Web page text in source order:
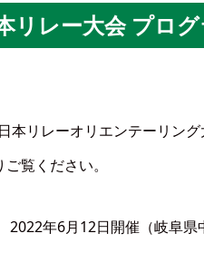
リレー大会 プロ
本リレーオリエンテーリング
覧ください。
2022年6月12日開催（岐阜県